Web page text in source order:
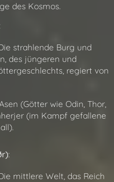
des Kosmos.
strahlende Burg und
des jüngeren und
regiert von
(Götter wie Odin, Thor,
(im Kampf gefallene
:
mittlere Welt, das Reich